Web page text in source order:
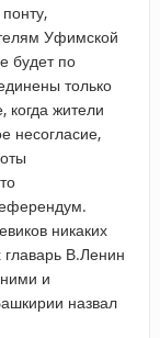
Уфимской
будет по
только
когда жители
несогласие,
никаких
В.Ленин
и
назвал